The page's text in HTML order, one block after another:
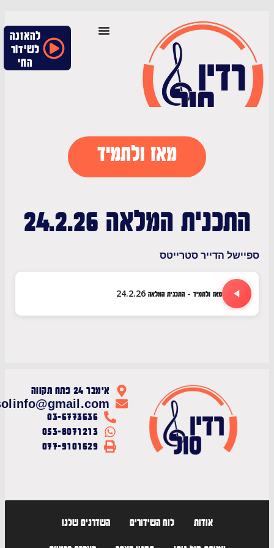
להאזנה
לשידור
החי
מאז ולתמיד
המלאה 24.2.26
הדייר סטרייטס
מאז ולתמיד - התכנית המלאה 24.2.26
אימבר 24 פתח תקווה
radiosolinfo@gmail.com
03-6773636
053-8071213
077-9101629
לוח השידורים השדרנים שלנו